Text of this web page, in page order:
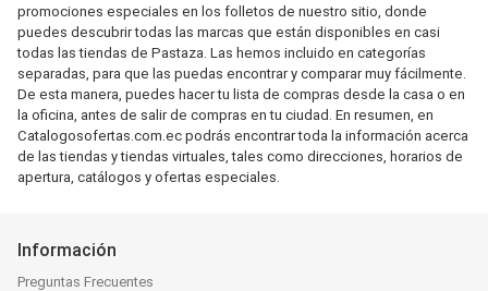
promociones especiales en los folletos de nuestro sitio, donde
puedes descubrir todas las marcas que están disponibles en casi
todas las tiendas de Pastaza. Las hemos incluido en categorías
separadas, para que las puedas encontrar y comparar muy fácilmente.
De esta manera, puedes hacer tu lista de compras desde la casa o en
la oficina, antes de salir de compras en tu ciudad. En resumen, en
Catalogosofertas.com.ec podrás encontrar toda la información acerca
de las tiendas y tiendas virtuales, tales como direcciones, horarios de
apertura, catálogos y ofertas especiales.
Información
Preguntas Frecuentes